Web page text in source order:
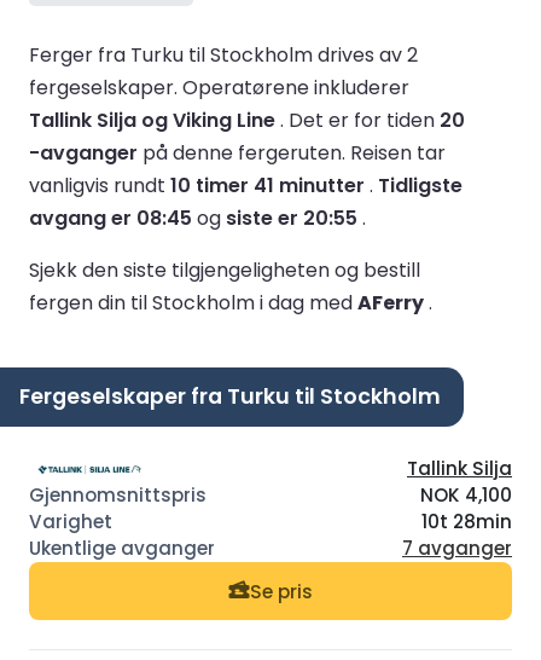
Ferger fra Turku til Stockholm drives av 2
fergeselskaper. Operatørene inkluderer
Tallink Silja og Viking Line. Det er for tiden 20
-avganger på denne fergeruten. Reisen tar
vanligvis rundt 10 timer 41 minutter . Tidligste
avgang er 08:45 og siste er 20:55 .
Sjekk den siste tilgjengeligheten og bestill
fergen din til Stockholm i dag medAFerry.
Fergeselskaper fra Turku til Stockholm
Tallink Silja
NOK 4,100
10t 28min
7 avganger
Se pris